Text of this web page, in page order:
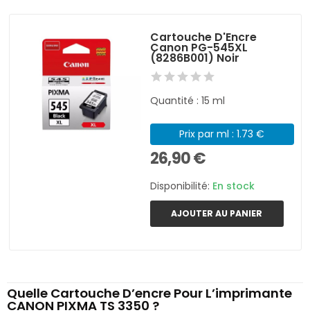
Cartouche D'Encre
Canon PG-545XL
(8286B001) Noir
Quantité : 15 ml
Prix par ml : 1.73 €
26,90 €
Disponibilité: En stock
AJOUTER AU PANIER
Quelle Cartouche D’encre Pour L’imprimante
CANON PIXMA TS 3350 ?